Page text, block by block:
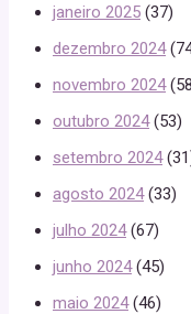
janeiro 2025 (37)
dezembro 2024
novembro 2024
outubro 2024(53)
setembro 2024
agosto 2024(33)
julho 2024(67)
junho 2024(45)
maio 2024(46)